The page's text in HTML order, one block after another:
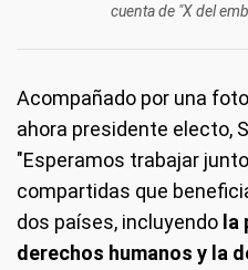
cuenta de "X del
Acompañado por una
ahora presidente electo,
"Esperamos trabajar
compartidas que
dos países, incluyendo la
derechos humanos y la